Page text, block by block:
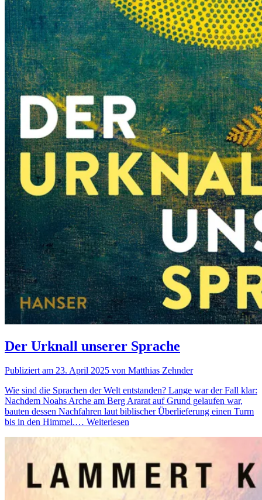
Der Urknall unserer Sprache
Publiziert am 23. April 2025 von Matthias Zehnder
Wie sind die Sprachen der Welt entstanden? Lange war der Fall klar:
Nachdem Noahs Arche am Berg Ararat auf Grund gelaufen war,
bauten dessen Nachfahren laut biblischer Überlieferung einen Turm
bis in den Himmel.… Weiterlesen